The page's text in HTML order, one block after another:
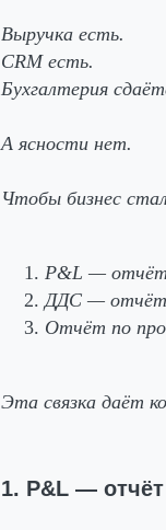
Выручка есть.
CRM есть.
Бухгалтерия
А ясности нет.
Чтобы бизнес
P&L — отчёт
ДДС — отчёт
Отчёт по
Эта связка даёт
1. P&L —